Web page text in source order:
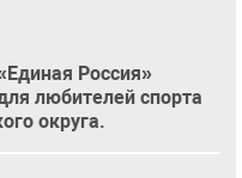
Россия»
любителей спорта
округа.